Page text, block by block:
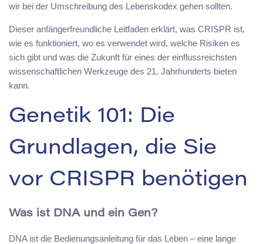
wir bei der Umschreibung des Lebenskodex gehen sollten.
Dieser anfängerfreundliche Leitfaden erklärt, was CRISPR ist,
wie es funktioniert, wo es verwendet wird, welche Risiken es
sich gibt und was die Zukunft für eines der einflussreichsten
wissenschaftlichen Werkzeuge des 21. Jahrhunderts bieten
kann.
Genetik 101: Die
Grundlagen, die Sie
vor CRISPR benötigen
Was ist DNA und ein Gen?
DNA ist die Bedienungsanleitung für das Leben – eine lange